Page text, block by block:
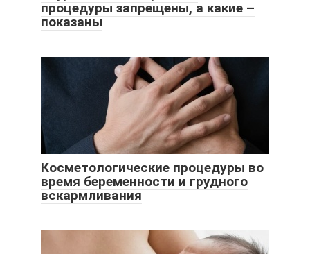
процедуры запрещены, а какие –
показаны
Косметологические процедуры во
время беременности и грудного
вскармливания